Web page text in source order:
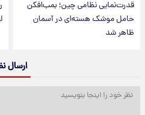
قدرت‌نمایی نظامی چین؛ بمب‌افکن
حامل موشک هسته‌ای در آسمان
ظاهر شد
ارسال